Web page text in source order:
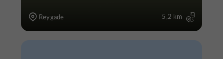
Reygade 5,2 km